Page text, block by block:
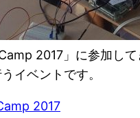
2017」に参加し
イベントです。
2017